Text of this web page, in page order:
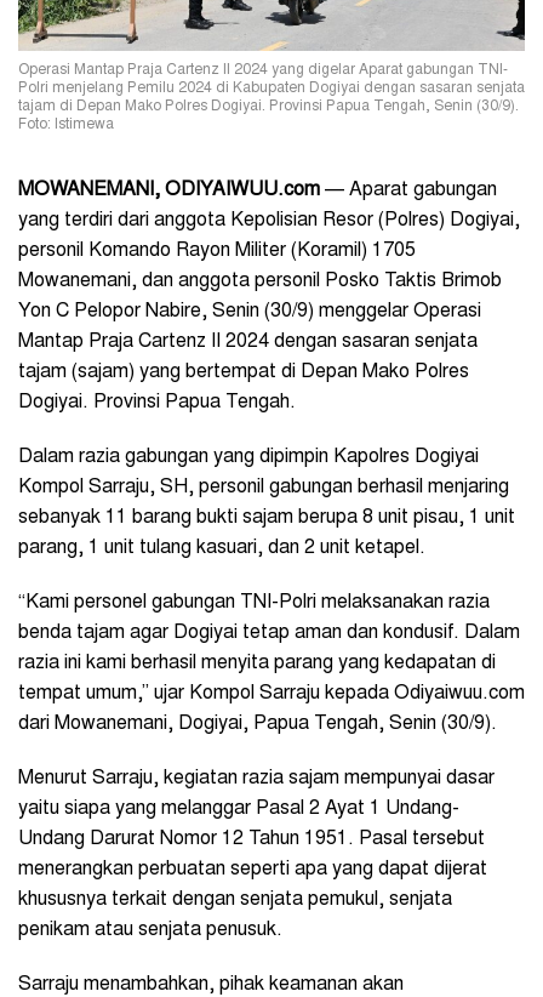
Operasi Mantap Praja Cartenz II 2024 yang digelar Aparat gabungan TNI-
Polri menjelang Pemilu 2024 di Kabupaten Dogiyai dengan sasaran senjata
tajam di Depan Mako Polres Dogiyai. Provinsi Papua Tengah, Senin (30/9).
Foto: Istimewa
MOWANEMANI, ODIYAIWUU.com — Aparat gabungan
yang terdiri dari anggota Kepolisian Resor (Polres) Dogiyai,
personil Komando Rayon Militer (Koramil) 1705
Mowanemani, dan anggota personil Posko Taktis Brimob
Yon C Pelopor Nabire, Senin (30/9) menggelar Operasi
Mantap Praja Cartenz II 2024 dengan sasaran senjata
tajam (sajam) yang bertempat di Depan Mako Polres
Dogiyai. Provinsi Papua Tengah.
Dalam razia gabungan yang dipimpin Kapolres Dogiyai
Kompol Sarraju, SH, personil gabungan berhasil menjaring
sebanyak 11 barang bukti sajam berupa 8 unit pisau, 1 unit
parang, 1 unit tulang kasuari, dan 2 unit ketapel.
“Kami personel gabungan TNI-Polri melaksanakan razia
benda tajam agar Dogiyai tetap aman dan kondusif. Dalam
razia ini kami berhasil menyita parang yang kedapatan di
tempat umum,” ujar Kompol Sarraju kepada Odiyaiwuu.com
dari Mowanemani, Dogiyai, Papua Tengah, Senin (30/9).
Menurut Sarraju, kegiatan razia sajam mempunyai dasar
yaitu siapa yang melanggar Pasal 2 Ayat 1 Undang-
Undang Darurat Nomor 12 Tahun 1951. Pasal tersebut
menerangkan perbuatan seperti apa yang dapat dijerat
khususnya terkait dengan senjata pemukul, senjata
penikam atau senjata penusuk.
Sarraju menambahkan, pihak keamanan akan